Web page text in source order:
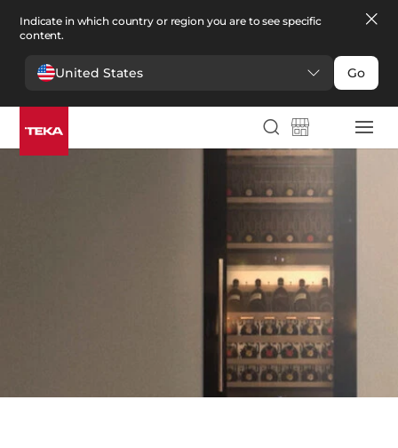
Indicate in which country or region you are to see specific
content.
United States Go
Cocina >Vinotecas
Vinotecas